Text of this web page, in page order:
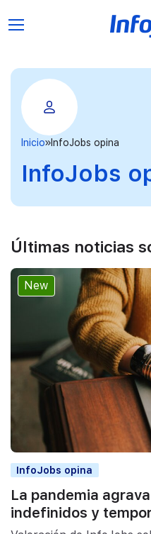
Inicio InfoJobs opina
InfoJobs
Últimas noticias
New
InfoJobs opina
La pandemia
indefinidos y